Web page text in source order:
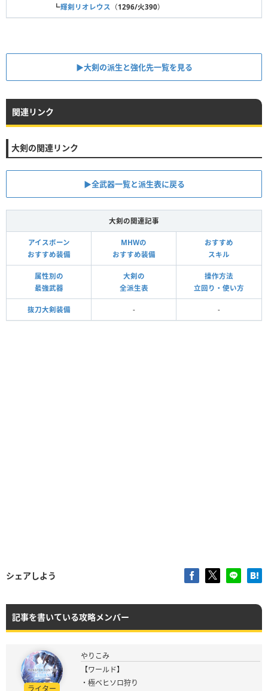
┗輝剣リオレウス （1296/火390）
▶大剣の派生と強化先一覧を見る
関連リンク
大剣の関連リンク
▶全武器一覧と派生表に戻る
大剣の関連記事
アイスボーン
おすすめ装備
MHWの
おすすめ装備
おすすめ
スキル
属性別の
最強武器
大剣の
全派生表
操作方法
立回り・使い方
抜刀大剣装備 - -
シェアしよう
記事を書いている攻略メンバー
やりこみ
【ワールド】
・極ベヒソロ狩り